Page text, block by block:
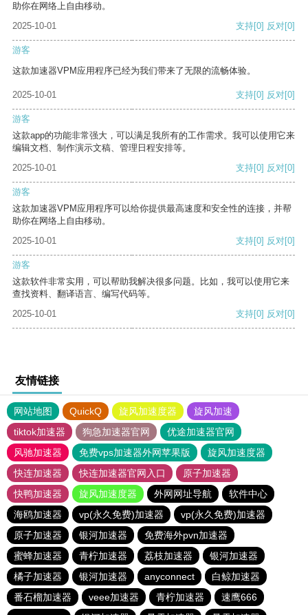
助你在网络上自由移动。
2025-10-01
支持[0] 反对[0]
游客
这款加速器VPM应用程序已经为我们带来了无限的流畅体验。
2025-10-01 支持[0] 反对[0]
游客
这款app的功能非常强大，可以满足我所有的工作需求。我可以使用它来
编辑文档、制作演示文稿、管理日程安排等。
2025-10-01
支持[0] 反对[0]
游客
这款加速器VPM应用程序可以给你提供最高速度和安全性的连接，并帮
助你在网络上自由移动。
2025-10-01
支持[0] 反对[0]
游客
这款软件非常实用，可以帮助我解决很多问题。比如，我可以使用它来
查找资料、翻译语言、编写代码等。
2025-10-01
支持[0] 反对[0]
友情链接
网站地图 QuickQ 旋风加速度器
旋风加速
tiktok加速器
狗急加速器官网
优途加速器官网
风驰加速器
免费vps加速器外网苹果版
旋风加速度器
快连加速器
快连加速器官网入口
原子加速器
快鸭加速器
旋风加速度器 外网网址导航
软件中心
海鸥加速器
vp(永久免费)加速器
vp(永久免费)加速器
原子加速器
银河加速器
免费海外pvn加速器
蜜蜂加速器
青柠加速器 荔枝加速器
银河加速器
橘子加速器
银河加速器 anyconnect
白鲸加速器
番石榴加速器
veee加速器 青柠加速器
速鹰666